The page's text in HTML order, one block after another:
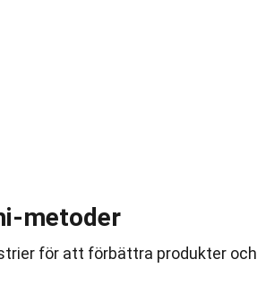
metoder
för att förbättra produkter och